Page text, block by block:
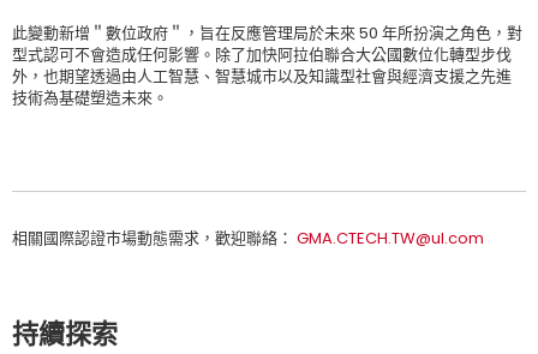
此變動新增＂數位政府＂，旨在反應管理局於未來 50 年所扮演之角色，對
型式認可不會造成任何影響。除了加快阿拉伯聯合大公國數位化轉型步伐
外，也期望透過由人工智慧、智慧城市以及知識型社會與經濟支援之先進
技術為基礎塑造未來。
相關國際認證市場動態需求，歡迎聯絡： GMA.CTECH.TW@ul.com
持續探索